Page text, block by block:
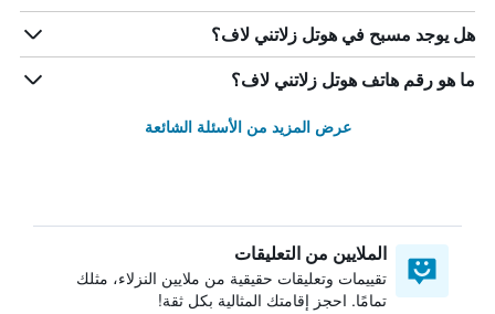
هل يوجد مسبح في هوتل زلاتني لاف؟
ما هو رقم هاتف هوتل زلاتني لاف؟
عرض المزيد من الأسئلة الشائعة
الملايين من التعليقات
تقييمات وتعليقات حقيقية من ملايين النزلاء، مثلك
تمامًا. احجز إقامتك المثالية بكل ثقة!